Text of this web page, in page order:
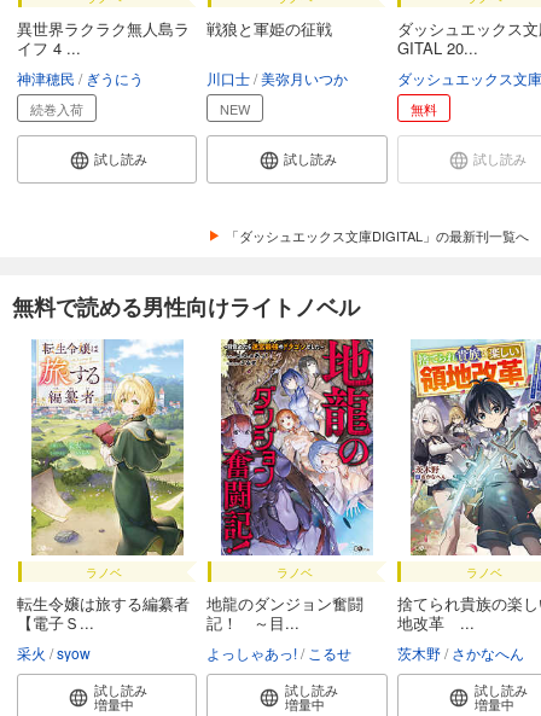
異世界ラクラク無人島ラ
イフ 4 ...
神津穂民 ぎうにう
続巻入荷
試し読み
戦狼と軍姫の征戦
川口士 美弥月いつか
NEW
試し読み
ダッシュエックス
GITAL 20...
無料
試し読み
「ダッシュエックス文庫DIGITAL」の最新刊一覧へ
無料で読める男性向けライトノベル
ラノベ
転生令嬢は旅する編纂者
【電子Ｓ...
采火 syow
試し読み
増量中
ラノベ
地龍のダンジョン奮闘
記！ ～目...
よっしゃあっ! こるせ
試し読み
増量中
ラノベ
捨てられ貴族の楽
地改革 ...
茨木野 さかなへん
試し読み
増量中